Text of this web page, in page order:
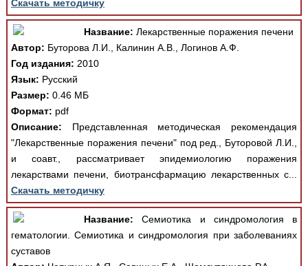
Скачать методичку
Название: Лекарственные поражения печени
Автор: Буторова Л.И., Калинин А.В., Логинов А.Ф.
Год издания: 2010
Язык: Русский
Размер: 0.46 МБ
Формат: pdf
Описание: Представленная методическая рекомендация
"Лекарственные поражения печени" под ред., Буторовой Л.И.,
и соавт., рассматривает эпидемиологию поражения
лекарствами печени, биотрансфармацию лекарственных с...
Скачать методичку
Название: Семиотика и синдромология в
гематологии. Семиотика и синдромология при заболеваниях
суставов